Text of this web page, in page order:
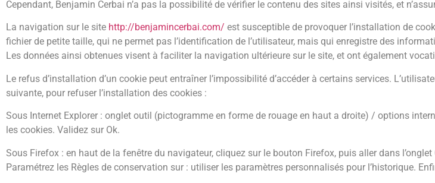
Cependant, Benjamin Cerbai n’a pas la possibilité de vérifier le contenu des sites ainsi visités, et
La navigation sur le site http://benjamincerbai.com/ est susceptible de provoquer l’installation de
fichier de petite taille, qui ne permet pas l’identification de l’utilisateur, mais qui enregistre des
Les données ainsi obtenues visent à faciliter la navigation ultérieure sur le site, et ont également
Le refus d’installation d’un cookie peut entraîner l’impossibilité d’accéder à certains services.
suivante, pour refuser l’installation des cookies :
Sous Internet Explorer : onglet outil (pictogramme en forme de rouage en haut a droite) / options
les cookies. Validez sur Ok.
Sous Firefox : en haut de la fenêtre du navigateur, cliquez sur le bouton Firefox, puis aller dans l’onglet
Paramétrez les Règles de conservation sur : utiliser les paramètres personnalisés pour l’historique.